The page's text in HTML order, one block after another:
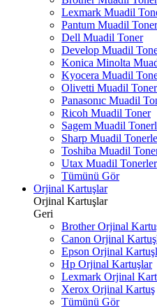
Lexmark Muadil
Pantum Muadil
Dell Muadil Toner
Develop Muadil
Konica Minolta
Kyocera Muadil
Olivetti Muadil
Panasonıc Muadil
Ricoh Muadil Toner
Sagem Muadil
Sharp Muadil
Toshiba Muadil
Utax Muadil Tonerler
Tümünü Gör
Orjinal Kartuşlar
Orjinal Kartuşlar
Geri
Brother Orjinal
Canon Orjinal
Epson Orjinal
Hp Orjinal Kartuşlar
Lexmark Orjinal
Xerox Orjinal Kartuş
Tümünü Gör